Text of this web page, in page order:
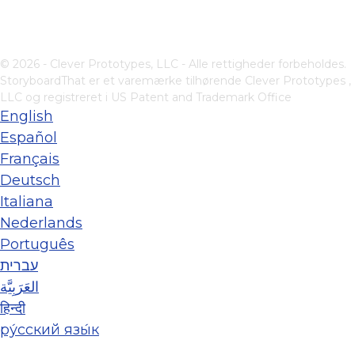
© 2026 - Clever Prototypes, LLC - Alle rettigheder forbeholdes.
StoryboardThat er et varemærke tilhørende Clever Prototypes ,
LLC og registreret i US Patent and Trademark Office
English
Español
Français
Deutsch
Italiana
Nederlands
Português
עברית
العَرَبِيَّة
हिन्दी
ру́сский язы́к